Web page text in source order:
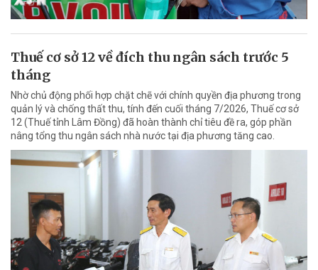
Thuế cơ sở 12 về đích thu ngân sách trước 5
tháng
Nhờ chủ động phối hợp chặt chẽ với chính quyền địa phương trong
quản lý và chống thất thu, tính đến cuối tháng 7/2026, Thuế cơ sở
12 (Thuế tỉnh Lâm Đồng) đã hoàn thành chỉ tiêu đề ra, góp phần
nâng tổng thu ngân sách nhà nước tại địa phương tăng cao.